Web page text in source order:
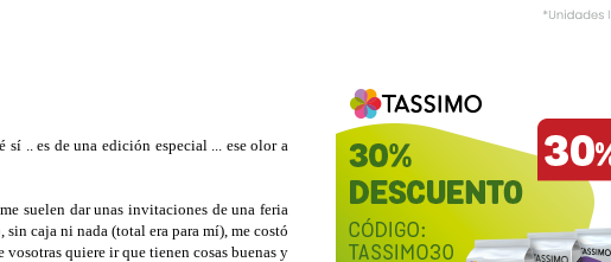
sí .. es de una edición especial ... ese olor a
suelen dar unas invitaciones de una feria
sin caja ni nada (total era para mí), me costó
quiere ir que tienen cosas buenas y